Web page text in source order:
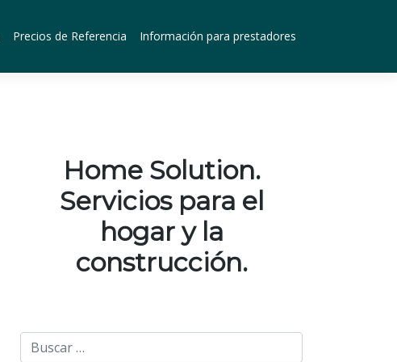
Precios de Referencia Información para prestadores
Home Solution.
Servicios para el
hogar y la
construcción.